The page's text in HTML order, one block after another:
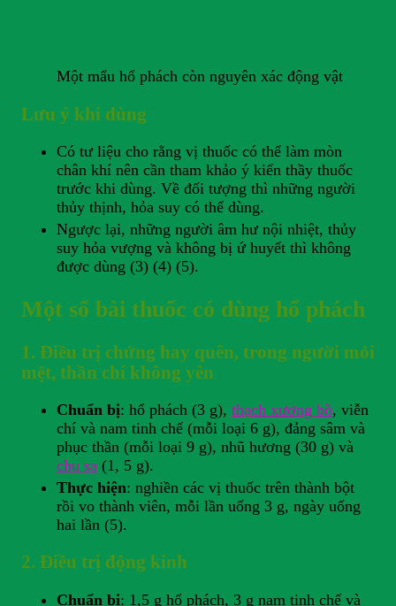
Một mẩu hổ phách còn nguyên xác động vật
Lưu ý khi dùng
Có tư liệu cho rằng vị thuốc có thể làm mòn
chân khí nên cần tham khảo ý kiến thầy thuốc
trước khi dùng. Về đối tượng thì những người
thủy thịnh, hỏa suy có thể dùng.
Ngược lại, những người âm hư nội nhiệt, thủy
suy hỏa vượng và không bị ứ huyết thì không
được dùng (3) (4) (5).
Một số bài thuốc có dùng hổ phách
1. Điều trị chứng hay quên, trong người mỏi
mệt, thần chí không yên
Chuẩn bị: hổ phách (3 g), thạch xương bồ, viễn
chí và nam tinh chế (mỗi loại 6 g), đảng sâm và
phục thần (mỗi loại 9 g), nhũ hương (30 g) và
chu sa(1, 5 g).
Thực hiện: nghiền các vị thuốc trên thành bột
rồi vo thành viên, mỗi lần uống 3 g, ngày uống
hai lần (5).
2. Điều trị động kinh
Chuẩn bị: 1,5 g hổ phách, 3 g nam tinh chế và